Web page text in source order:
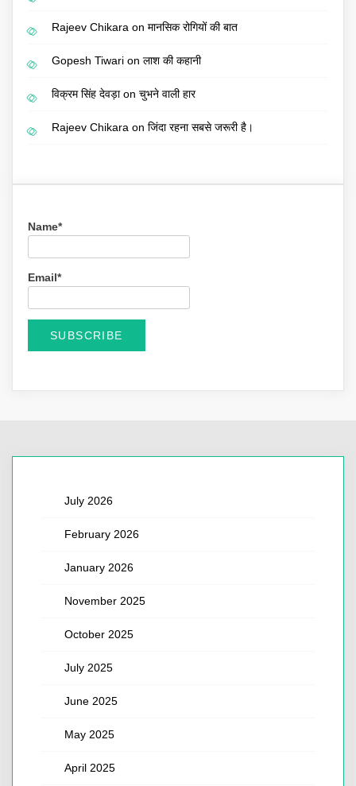
Rajeev Chikara on मानसिक रोगियों की बात
Gopesh Tiwari on लाश की कहानी
विक्रम सिंह देवड़ाon चुभने वाली हार
Rajeev Chikara on जिंदा रहना सबसे जरूरी है।
Name*
Email*
July 2026
February 2026
January 2026
November 2025
October 2025
July 2025
June 2025
May 2025
April 2025